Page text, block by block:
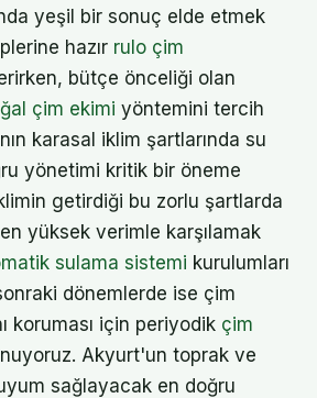
yeşil bir sonuç elde etmek
hazır rulo çim
bütçe önceliği olan
çim ekimi yöntemini tercih
karasal iklim şartlarında su
yönetimi kritik bir öneme
getirdiği bu zorlu şartlarda
yüksek verimle karşılamak
sulama sistemi kurulumları
dönemlerde ise çim
koruması için periyodik çim
Akyurt'un toprak ve
sağlayacak en doğru